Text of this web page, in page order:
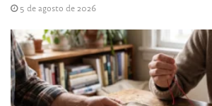
5 de agosto de 2026